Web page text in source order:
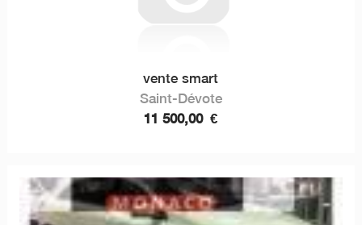
vente smart
Saint-Dévote
11 500,00 €